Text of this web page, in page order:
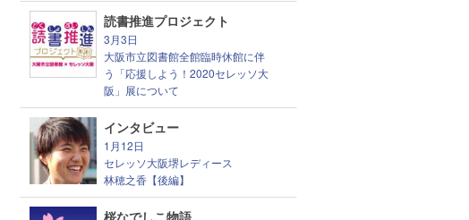
読書推進プロジェクト
3月3日
大阪市立図書館全館臨時休館に伴
う「応援しよう！2020セレッソ大
阪」展について
インタビュー
1月12日
セレッソ大阪堺レディース
林穂之香【後編】
桜なでしこ物語